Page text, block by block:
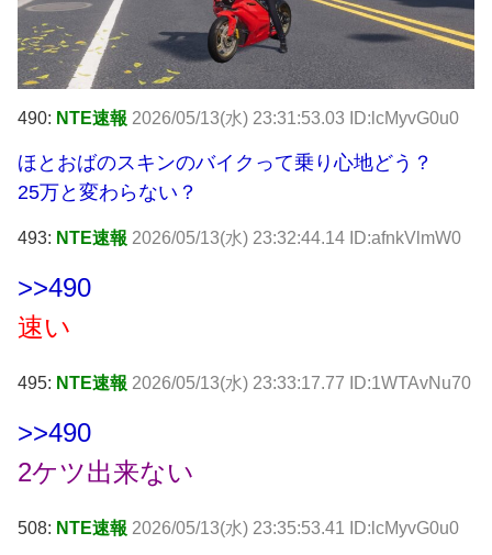
490: NTE速報 2026/05/13(水) 23:31:53.03 ID:lcMyvG0u0
ほとおばのスキンのバイクって乗り心地どう？
25万と変わらない？
493: NTE速報 2026/05/13(水) 23:32:44.14 ID:afnkVlmW0
>>490
速い
495: NTE速報 2026/05/13(水) 23:33:17.77 ID:1WTAvNu70
>>490
2ケツ出来ない
508: NTE速報 2026/05/13(水) 23:35:53.41 ID:lcMyvG0u0